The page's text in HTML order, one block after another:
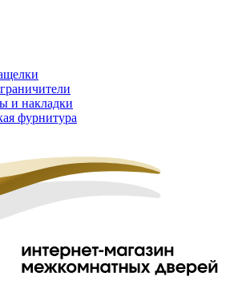
и накладки
фурнитура